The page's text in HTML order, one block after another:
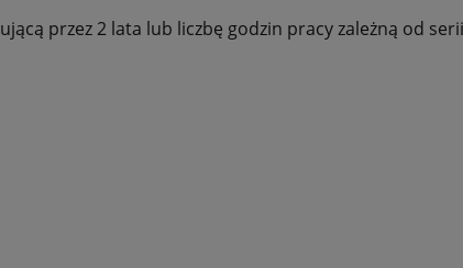
przez 2 lata lub liczbę godzin pracy zależną od